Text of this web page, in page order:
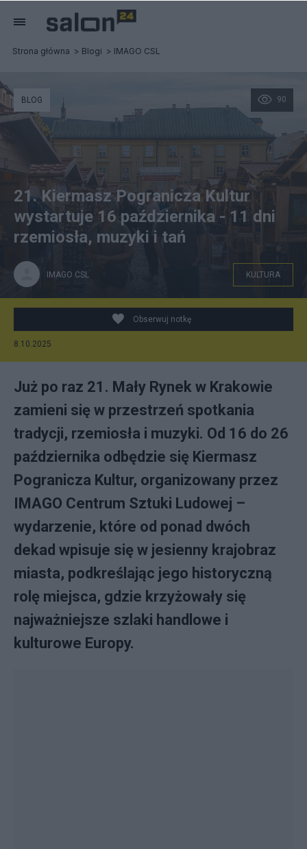
Strona główna Blogi IMAGO CSL
90
BLOG
21. Kiermasz Pogranicza Kultur
wystartuje 16 października - 11 dni
rzemiosła, muzyki i tań
IMAGO CSL KULTURA
Obserwuj notkę
8.10.2025
Już po raz 21. Mały Rynek w Krakowie
zamieni się w przestrzeń spotkania
tradycji, rzemiosła i muzyki. Od 16 do 26
października odbędzie się Kiermasz
Pogranicza Kultur, organizowany przez
IMAGO Centrum Sztuki Ludowej –
wydarzenie, które od ponad dwóch
dekad wpisuje się w jesienny krajobraz
miasta, podkreślając jego historyczną
rolę miejsca, gdzie krzyżowały się
najważniejsze szlaki handlowe i
kulturowe Europy.